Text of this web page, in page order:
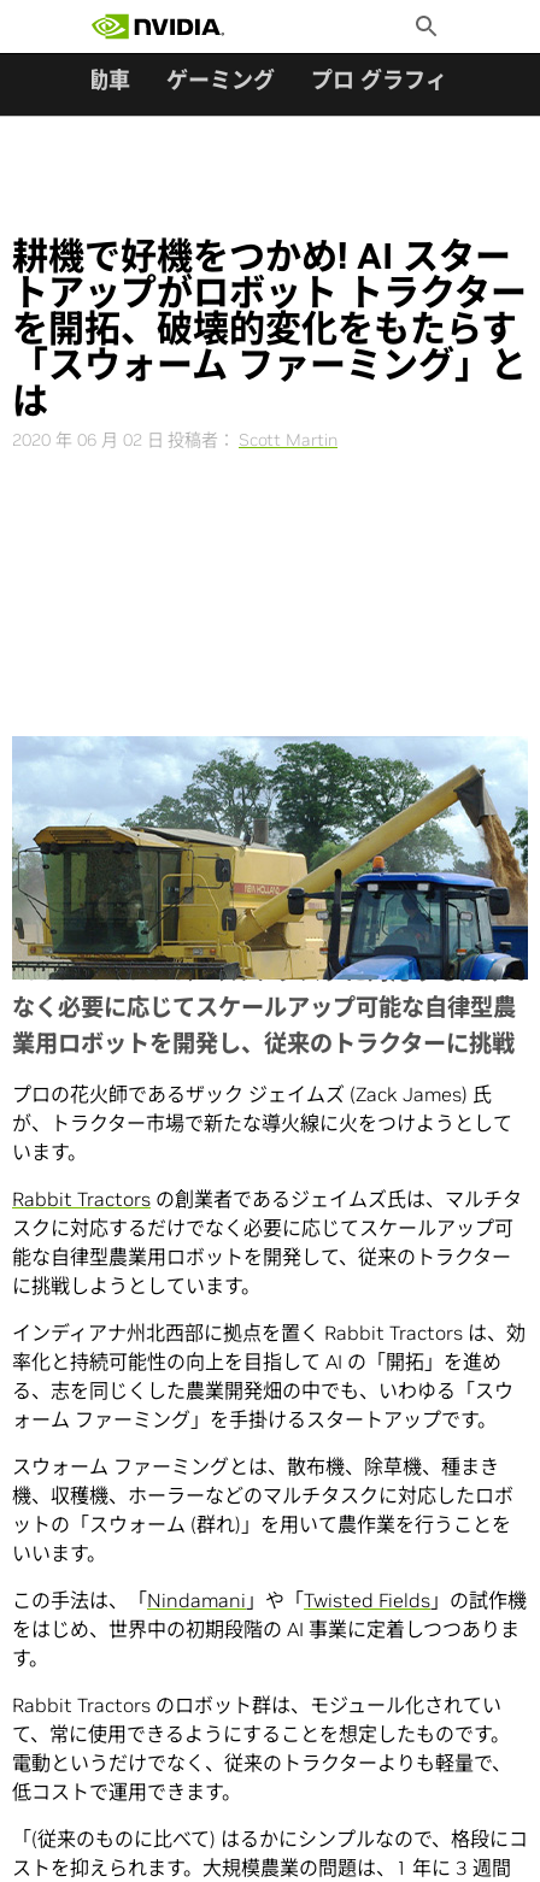
Toggle
Search
自動車 ゲーミング プロ グラフィックス
耕機で好機をつかめ! AI スター
トアップがロボット トラクター
を開拓、破壊的変化をもたらす
「スウォーム ファーミング」と
は
2020 年 06 月 02 日 投稿者： Scott Martin
Share
Rabbit Tractors、マルチタスクに対応するだけで
なく必要に応じてスケールアップ可能な自律型農
業用ロボットを開発し、従来のトラクターに挑戦
プロの花火師であるザック ジェイムズ (Zack James) 氏
が、トラクター市場で新たな導火線に火をつけようとして
います。
Rabbit Tractors の創業者であるジェイムズ氏は、マルチタ
スクに対応するだけでなく必要に応じてスケールアップ可
能な自律型農業用ロボットを開発して、従来のトラクター
に挑戦しようとしています。
インディアナ州北西部に拠点を置く Rabbit Tractors は、効
率化と持続可能性の向上を目指して AI の「開拓」を進め
る、志を同じくした農業開発畑の中でも、いわゆる「スウ
ォーム ファーミング」を手掛けるスタートアップです。
スウォーム ファーミングとは、散布機、除草機、種まき
機、収穫機、ホーラーなどのマルチタスクに対応したロボ
ットの「スウォーム (群れ)」を用いて農作業を行うことを
いいます。
この手法は、「Nindamani 」や「Twisted Fields 」の試作機
をはじめ、世界中の初期段階の AI 事業に定着しつつありま
す。
Rabbit Tractors のロボット群は、モジュール化されてい
て、常に使用できるようにすることを想定したものです。
電動というだけでなく、従来のトラクターよりも軽量で、
低コストで運用できます。
「(従来のものに比べて) はるかにシンプルなので、格段にコ
ストを抑えられます。大規模農業の問題は、1 年に 3 週間